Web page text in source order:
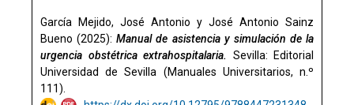
García Mejido, José Antonio y José Antonio Sainz
Bueno (2025):Manual de asistencia y simulación de la
urgencia obstétrica extrahospitalaria. Sevilla: Editorial
Universidad de Sevilla (Manuales Universitarios, n.º
111).